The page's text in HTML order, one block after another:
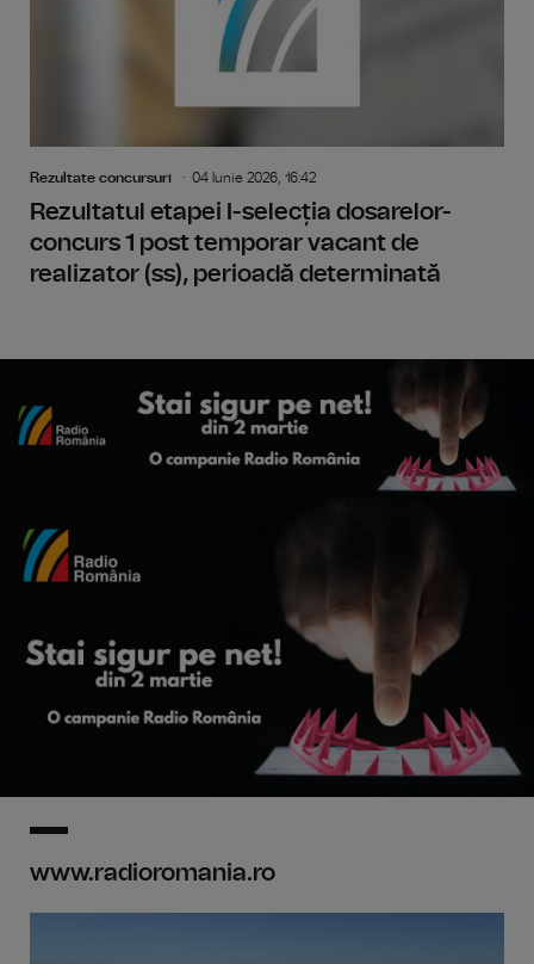
Rezultate concursuri 04 Iunie 2026, 16:42
Rezultatul etapei I-selecția dosarelor-
concurs 1 post temporar vacant de
realizator (ss), perioadă determinată
www.radioromania.ro